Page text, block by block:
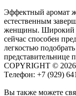
Эффектный аромат
естественным
женщины. Широкий
сейчас способен
легкостью
представительнице
COPYRIGHT ©
Tелефон: +7 (929)
Вы также можете